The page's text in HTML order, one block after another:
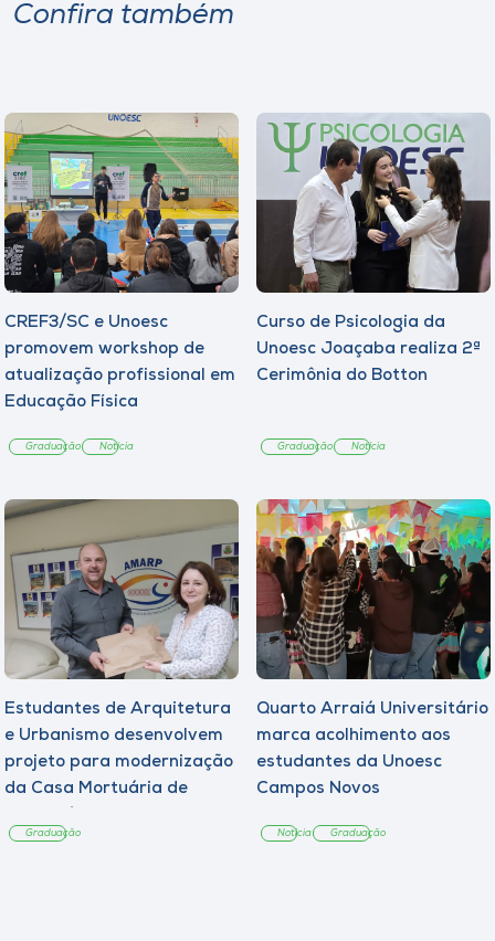
Confira também
CREF3/SC e Unoesc
promovem workshop de
atualização profissional em
Educação Física
Graduação Notícia
Curso de Psicologia da
Unoesc Joaçaba realiza 2ª
Cerimônia do Botton
Graduação Notícia
Estudantes de Arquitetura
e Urbanismo desenvolvem
projeto para modernização
da Casa Mortuária de
Graduação
Quarto Arraiá Universitário
marca acolhimento aos
estudantes da Unoesc
Campos Novos
Notícia Graduação